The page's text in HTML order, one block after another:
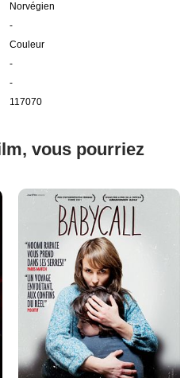
Norvégien
-
Couleur
-
-
117070
vous pourriez